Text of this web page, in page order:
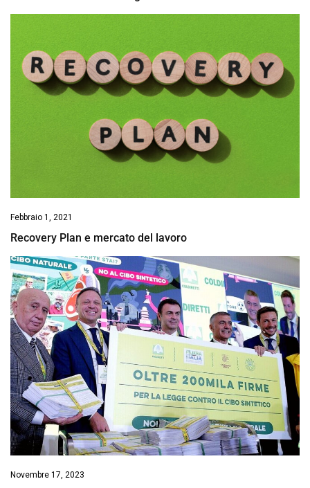
Febbraio 1, 2021
Recovery Plan e mercato del lavoro
Novembre 17, 2023